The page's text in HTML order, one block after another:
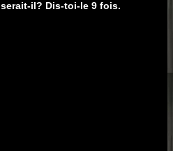
il? Dis-toi-le 9 fois.